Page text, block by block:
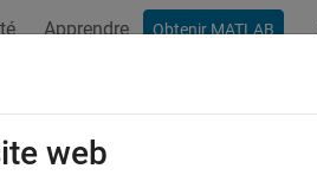
Apprendre Obtenir MATLAB
web